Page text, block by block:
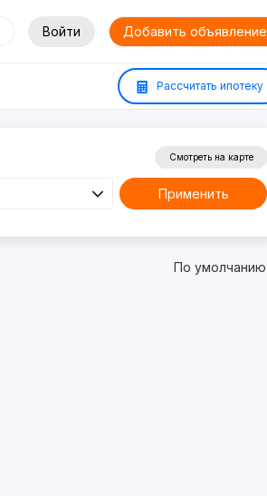
Войти Добавить объявление
Рассчитать ипотеку
Смотреть на карте
Применить
По умолчанию